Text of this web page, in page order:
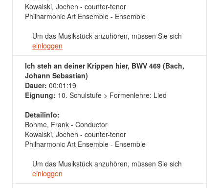
Kowalski, Jochen - counter-tenor
Philharmonic Art Ensemble - Ensemble
Um das Musikstück anzuhören, müssen Sie sich
einloggen
Ich steh an deiner Krippen hier, BWV 469 (Bach,
Johann Sebastian)
Dauer: 00:01:19
Eignung: 10. Schulstufe > Formenlehre: Lied
Detailinfo:
Bohme, Frank - Conductor
Kowalski, Jochen - counter-tenor
Philharmonic Art Ensemble - Ensemble
Um das Musikstück anzuhören, müssen Sie sich
einloggen